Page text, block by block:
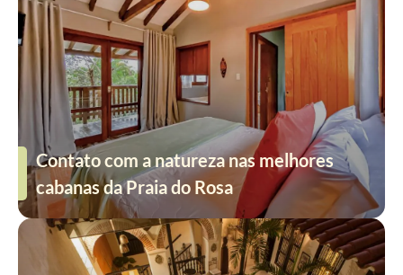
Contato com a natureza nas melhores
cabanas da Praia do Rosa